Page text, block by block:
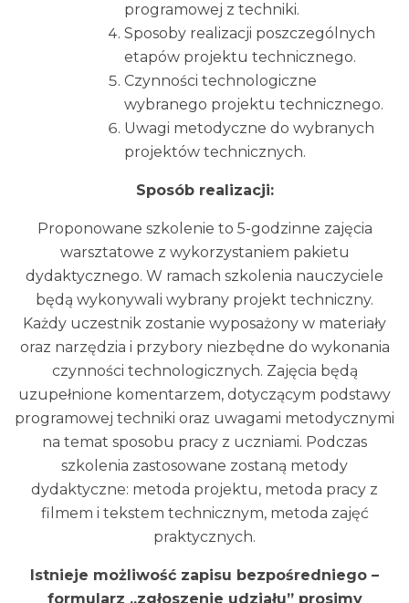
programowej z techniki.
Sposoby realizacji poszczególnych
etapów projektu technicznego.
Czynności technologiczne
wybranego projektu technicznego.
Uwagi metodyczne do wybranych
projektów technicznych.
Sposób realizacji:
Proponowane szkolenie to 5-godzinne zajęcia
warsztatowe z wykorzystaniem pakietu
dydaktycznego. W ramach szkolenia nauczyciele
będą wykonywali wybrany projekt techniczny.
Każdy uczestnik zostanie wyposażony w materiały
oraz narzędzia i przybory niezbędne do wykonania
czynności technologicznych. Zajęcia będą
uzupełnione komentarzem, dotyczącym podstawy
programowej techniki oraz uwagami metodycznymi
na temat sposobu pracy z uczniami. Podczas
szkolenia zastosowane zostaną metody
dydaktyczne: metoda projektu, metoda pracy z
filmem i tekstem technicznym, metoda zajęć
praktycznych.
Istnieje możliwość zapisu bezpośredniego –
formularz „zgłoszenie udziału” prosimy